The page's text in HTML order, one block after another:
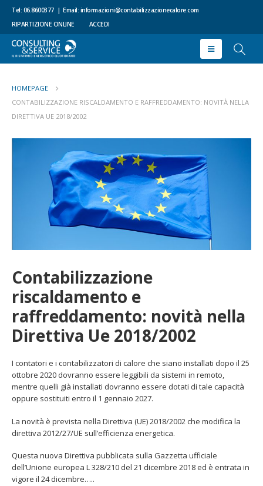
Tel: 06.8600377 | Email: informazioni@contabilizzazionecalore.com
RIPARTIZIONE ONLINE
ACCEDI
HOMEPAGE
CONTABILIZZAZIONE RISCALDAMENTO E RAFFREDDAMENTO: NOVITÀ NELLA
DIRETTIVA UE 2018/2002
Contabilizzazione
riscaldamento e
raffreddamento: novità nella
Direttiva Ue 2018/2002
I contatori e i contabilizzatori di calore che siano installati dopo il 25
ottobre 2020 dovranno essere leggibili da sistemi in remoto,
mentre quelli già installati dovranno essere dotati di tale capacità
oppure sostituiti entro il 1 gennaio 2027.
La novità è prevista nella Direttiva (UE) 2018/2002 che modifica la
direttiva 2012/27/UE sull’efficienza energetica.
Questa nuova Direttiva pubblicata sulla Gazzetta ufficiale
dell’Unione europea L 328/210 del 21 dicembre 2018 ed è entrata in
vigore il 24 dicembre…..